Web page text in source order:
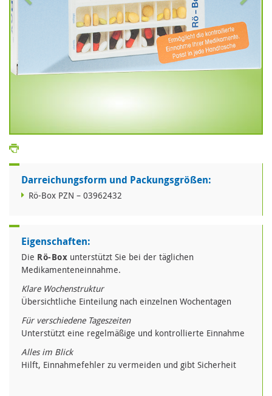
Darreichungsform und Packungsgrößen:
Rö-Box PZN – 03962432
Eigenschaften:
Die Rö-Box unterstützt Sie bei der täglichen
Medikamenteneinnahme.
Klare Wochenstruktur
Übersichtliche Einteilung nach einzelnen Wochentagen
Für verschiedene Tageszeiten
Unterstützt eine regelmäßige und kontrollierte Einnahme
Alles im Blick
Hilft, Einnahmefehler zu vermeiden und gibt Sicherheit